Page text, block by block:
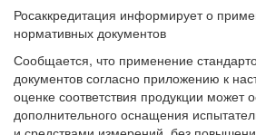
Росаккредитация информирует о
нормативных документов
Сообщается, что применение
документов согласно приложению к
оценке соответствия продукции может
дополнительного оснащения